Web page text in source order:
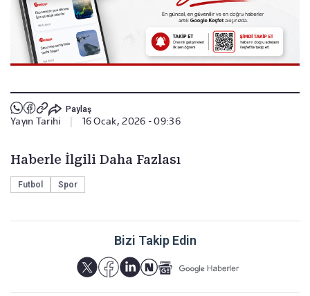
Paylaş
Yayın Tarihi 16 Ocak, 2026 - 09:36
Haberle İlgili Daha Fazlası
Futbol Spor
Bizi Takip Edin